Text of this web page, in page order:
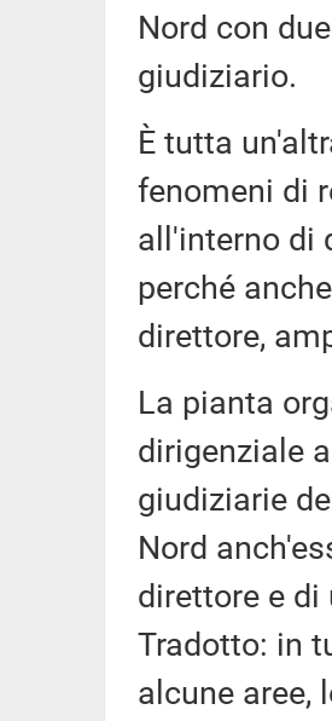
Nord con
giudiziario.
È tutta
fenomeni di
all'interno di
perché
direttore,
La pianta
dirigenziale
giudiziarie
Nord
direttore e
Tradotto: in
alcune aree,